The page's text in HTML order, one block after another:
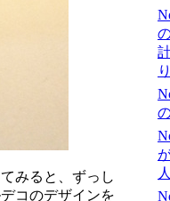
みると、ずっし
コのデザインを